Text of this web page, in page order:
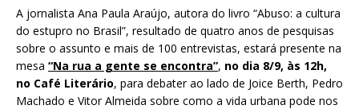
A jornalista Ana Paula Araújo, autora do livro “Abuso: a cultura
do estupro no Brasil”, resultado de quatro anos de pesquisas
sobre o assunto e mais de 100 entrevistas, estará presente na
mesa “Na rua a gente se encontra”, no dia 8/9, às 12h,
no Café Literário, para debater ao lado de Joice Berth, Pedro
Machado e Vitor Almeida sobre como a vida urbana pode nos